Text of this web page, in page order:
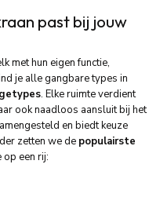
past bij jouw
met hun eigen functie,
je alle gangbare types in
. Elke ruimte verdient
ook naadloos aansluit bij het
en biedt keuze
zetten we de populairste
op een rij: